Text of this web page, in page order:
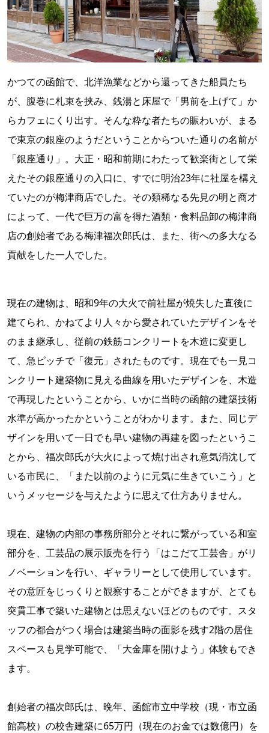
かつての函館で、北洋漁業などから還ってきた船員たち
が、腹巻に札束を挟み、銭湯と床屋で「男前を上げて」か
らカフェにくり出す。そんな粋な者たちの賑わいが、まる
で東京の銀座のようだということからついた通りの名前が
「銀座通り」。大正・昭和前期にわたって歓楽街として栄
えたその銀座通りの入口に、すでに明治23年に社屋を構え
ていたのが梅津商店でした。その類稀なる先見の明と商才
によって、一代で巨万の富を得た酒類・食料品卸の梅津商
店の創始者である梅津福次郎氏は、また、街への多大なる
貢献をした一人でした。
現在の建物は、昭和9年の大火で前社屋が焼失した直後に
建てられ、かねてより人々から愛されていたデザインをそ
のまま継承し、従前の鉄筋コンクリートを木造に変更し
て、急ピッチで「復元」されたものです。現在でも一見コ
ンクリート建築物に見える曲線を用いたデザインを、木造
で再現したということから、いかに当時の函館の建築技術
水準が高かったかということがわかります。また、同じデ
ザインを用いて一日でも早い建物の再建を図ったというこ
とから、福次郎氏が大火によって焼け出され意気消沈して
いる市民に、「また以前のように元気に生きていこう」と
いうメッセージを与えたように思えて仕方ありません。
現在、建物の内部の事務所部分とそれに繋がっている和室
部分を、工芸品の展示販売を行う「はこだて工芸舎」がリ
ノベーションを行い、ギャラリーとして使用しています。
その意匠をじっくりと観察することができますが、とても
突貫工事で築いた建物とは思えないほどのものです。スタ
ッフの都合がつく場合は建築当時の面影を残す2階の居住
スペースも見学可能で、「大金庫を開けよう」体験もでき
ます。
創始者の福次郎氏は、晩年、函館市立中学校（現・市立函
館高校）の校舎建築に65万円（現在のお金では数億円）を